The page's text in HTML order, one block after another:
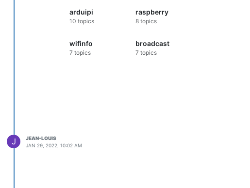
J
JEAN-LOUIS
JAN 29, 2022, 10:02 AM
arduipi
10 topics
raspberry
8topics
wifinfo
7 topics
broadcast
7 topics